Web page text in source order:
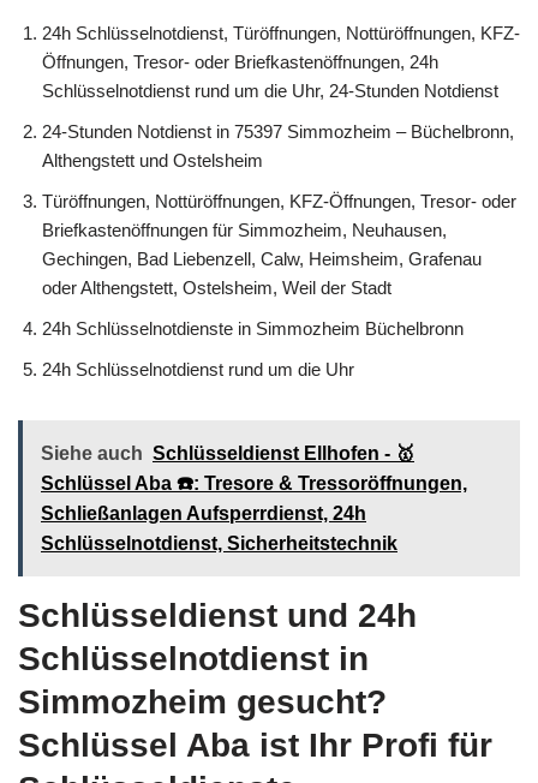
24h Schlüsselnotdienst, Türöffnungen, Nottüröffnungen, KFZ-
Öffnungen, Tresor- oder Briefkastenöffnungen, 24h
Schlüsselnotdienst rund um die Uhr, 24-Stunden Notdienst
24-Stunden Notdienst in 75397 Simmozheim – Büchelbronn,
Althengstett und Ostelsheim
Türöffnungen, Nottüröffnungen, KFZ-Öffnungen, Tresor- oder
Briefkastenöffnungen für Simmozheim, Neuhausen,
Gechingen, Bad Liebenzell, Calw, Heimsheim, Grafenau
oder Althengstett, Ostelsheim, Weil der Stadt
24h Schlüsselnotdienste in Simmozheim Büchelbronn
24h Schlüsselnotdienst rund um die Uhr
Siehe auch Schlüsseldienst Ellhofen - 🥇
Schlüssel Aba ☎️: Tresore & Tressoröffnungen,
Schließanlagen Aufsperrdienst, 24h
Schlüsselnotdienst, Sicherheitstechnik
Schlüsseldienst und 24h
Schlüsselnotdienst in
Simmozheim gesucht?
Schlüssel Aba ist Ihr Profi für